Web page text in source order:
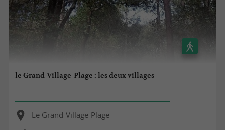
le Grand-Village-Plage : les deux villages
Le Grand-Village-Plage